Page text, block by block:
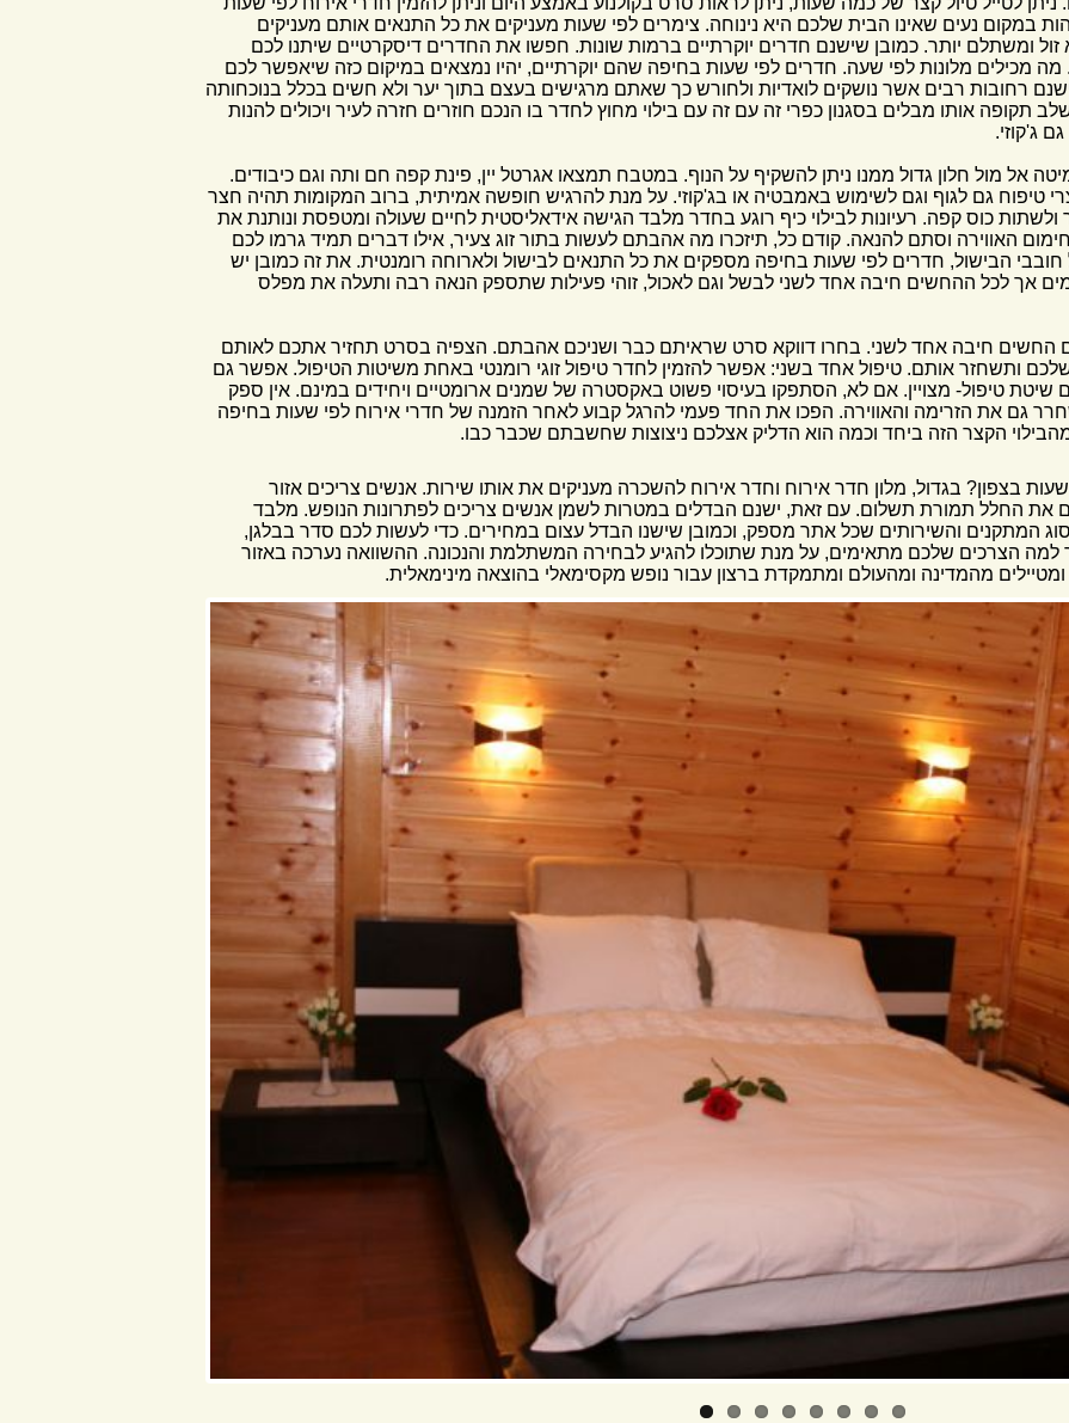
במקום נעים שאינו הבית שלכם היא נינוחה. צימרים לפי שעות מעניקים את כל התנאים אותם מעניקים
זול ומשתלם יותר. כמובן שישנם חדרים יוקרתיים ברמות שונות. חפשו את החדרים דיסקרטיים שיתנו לכם
מכילים מלונות לפי שעה. חדרים לפי שעות בחיפה שהם יוקרתיים, יהיו נמצאים במיקום כזה שיאפשר לכם
רחובות רבים אשר נושקים לואדיות ולחורש כך שאתם מרגישים בעצם בתוך יער ולא חשים בכלל בנוכחותה
תקופה אותו מבלים בסגנון כפרי זה עם זה עם בילוי מחוץ לחדר בו הנכם חוזרים חזרה לעיר ויכולים להנות
ג'קוזי.
אל מול חלון גדול ממנו ניתן להשקיף על הנוף. במטבח תמצאו אגרטל יין, פינת קפה חם ותה וגם כיבודים.
טיפוח גם לגוף וגם לשימוש באמבטיה או בג'קוזי. על מנת להרגיש חופשה אמיתית, ברוב המקומות תהיה חצר
כוס קפה. רעיונות לבילוי כיף רוגע בחדר מלבד הגישה אידאליסטית לחיים שעולה ומטפסת ונותנת את
האווירה וסתם להנאה. קודם כל, תיזכרו מה אהבתם לעשות בתור זוג צעיר, אילו דברים תמיד גרמו לכם
חובבי הבישול, חדרים לפי שעות בחיפה מספקים את כל התנאים לבישול ולארוחה רומנטית. את זה כמובן יש
אך לכל ההחשים חיבה אחד לשני לבשל וגם לאכול, זוהי פעילות שתספק הנאה רבה ותעלה את מפלס
החשים חיבה אחד לשני. בחרו דווקא סרט שראיתם כבר ושניכם אהבתם. הצפיה בסרט תחזיר אתכם לאותם
ותשחזר אותם. טיפול אחד בשני: אפשר להזמין לחדר טיפול זוגי רומנטי באחת משיטות הטיפול. אפשר גם
שיטת טיפול- מצויין. אם לא, הסתפקו בעיסוי פשוט באקסטרה של שמנים ארומטיים ויחידים במינם. אין ספק
גם את הזרימה והאווירה. הפכו את החד פעמי להרגל קבוע לאחר הזמנה של חדרי אירוח לפי שעות בחיפה
הקצר הזה ביחד וכמה הוא הדליק אצלכם ניצוצות שחשבתם שכבר כבו.
בצפון? בגדול, מלון חדר אירוח וחדר אירוח להשכרה מעניקים את אותו שירות. אנשים צריכים אזור
את החלל תמורת תשלום. עם זאת, ישנם הבדלים במטרות לשמן אנשים צריכים לפתרונות הנופש. מלבד
המתקנים והשירותים שכל אתר מספק, וכמובן שישנו הבדל עצום במחירים. כדי לעשות לכם סדר בבלגן,
למה הצרכים שלכם מתאימים, על מנת שתוכלו להגיע לבחירה המשתלמת והנכונה. ההשוואה נערכה באזור
מהמדינה ומהעולם ומתמקדת ברצון עבור נופש מקסימאלי בהוצאה מינימאלית.